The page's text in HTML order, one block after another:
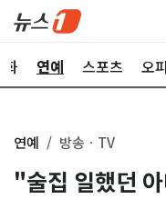
화 연예 스포츠 오
연예 방송ㆍTV
"술집 일했던